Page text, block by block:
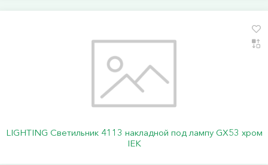
LIGHTING Светильник 4113 накладной под лампу GX53 хром
IEK